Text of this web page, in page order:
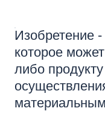
Изобретение
которое
либо